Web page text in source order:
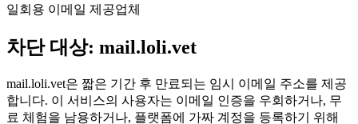
일회용 이메일 제공업체
차단 대상: mail.loli.vet
mail.loli.vet은 짧은 기간 후 만료되는 임시 이메일 주소를 제공
합니다. 이 서비스의 사용자는 이메일 인증을 우회하거나, 무
료 체험을 남용하거나, 플랫폼에 가짜 계정을 등록하기 위해